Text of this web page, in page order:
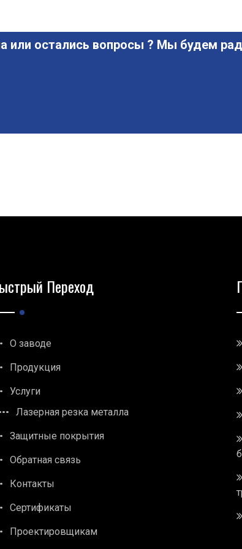
или остались вопросы ? Мы будем
Переход
О заводе
Продукция
Услуги
Лазерная резка металла
Защитные покрытия
Обратная связь
Контакты
Сертификаты
Проектировщикам